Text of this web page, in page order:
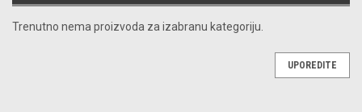
Trenutno nema proizvoda za izabranu kategoriju.
UPOREDITE